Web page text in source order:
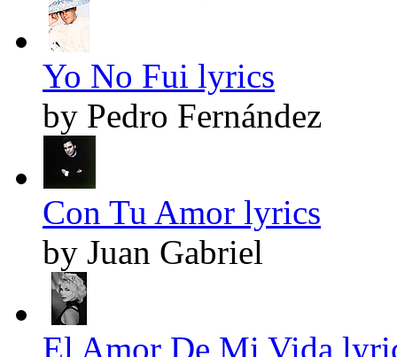
Yo No Fui lyrics
by Pedro Fernández
Con Tu Amor lyrics
by Juan Gabriel
El Amor De Mi Vida